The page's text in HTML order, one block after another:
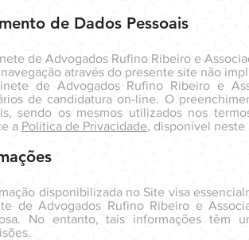
de Dados Pessoais
de Advogados Rufino Ribeiro e
através do presente site não
de Advogados Rufino Ribeiro e
de candidatura on-line. O
sendo os mesmos utilizados nos
a Política de Privacidade, disponível neste
disponibilizada no Site visa
de Advogados Rufino Ribeiro e
No entanto, tais informações têm